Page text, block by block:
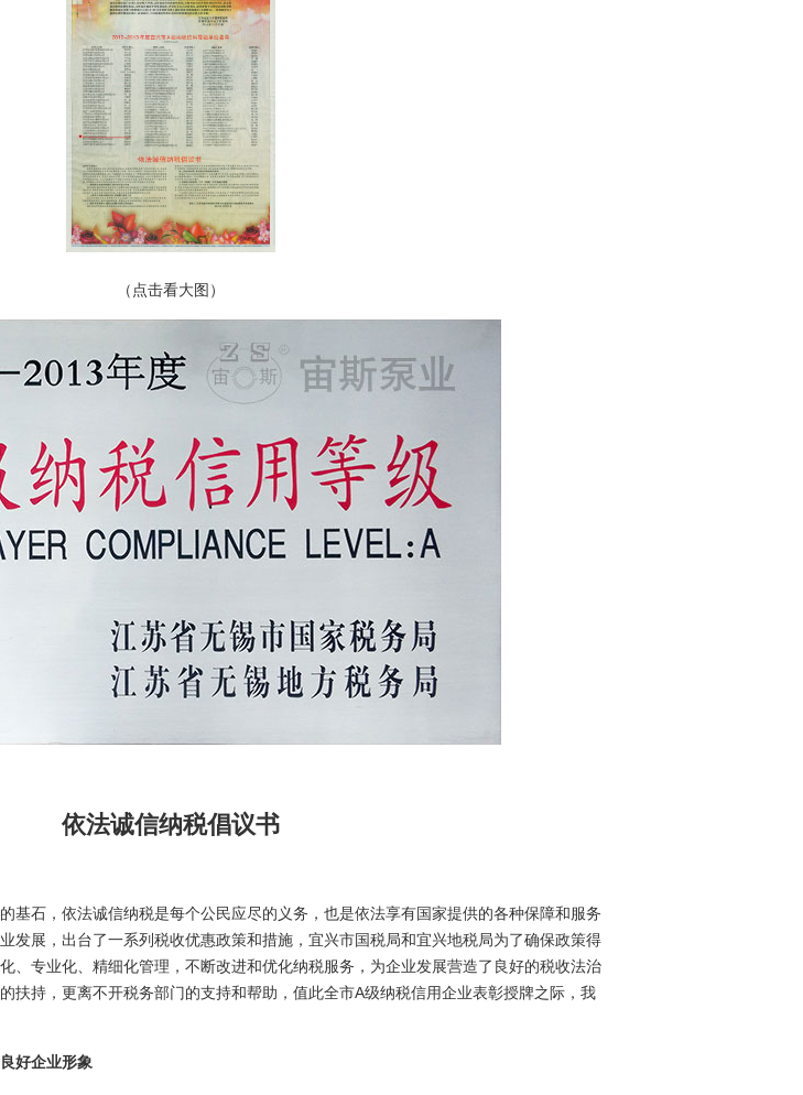
（点击看大图）
依法诚信纳税倡议书
石，依法诚信纳税是每个公民应尽的义务，也是依法享有国家提供的各种保障和服务
发展，出台了一系列税收优惠政策和措施，宜兴市国税局和宜兴地税局为了确保政策得
、专业化、精细化管理，不断改进和优化纳税服务，为企业发展营造了良好的税收法治
扶持，更离不开税务部门的支持和帮助，值此全市A级纳税信用企业表彰授牌之际，我
好企业形象